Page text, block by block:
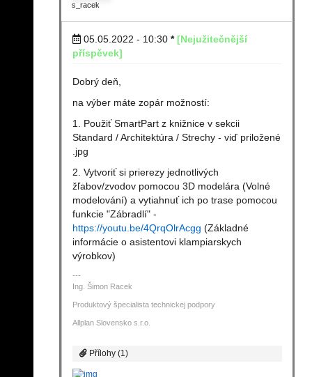
s_racek
05.05.2022 - 10:30 * [Nejužitečnější
příspěvek]
Dobrý deň,
na výber máte zopár možností:
1. Použiť SmartPart z knižnice v sekcii
Standard / Architektúra / Strechy - viď priložené
.jpg
2. Vytvoriť si prierezy jednotlivých
žľabov/zvodov pomocou 3D modelára (Volné
modelování) a vytiahnuť ich po trase pomocou
funkcie "Zábradlí" -
https://youtu.be/4QrqOlrAcgg (Základné
informácie o asistentovi klampiarskych
výrobkov)
Ing. Šimon Racek
Produktový špecialista technickej podpory
Allplan Slovensko s.r.o.
Přílohy (1)